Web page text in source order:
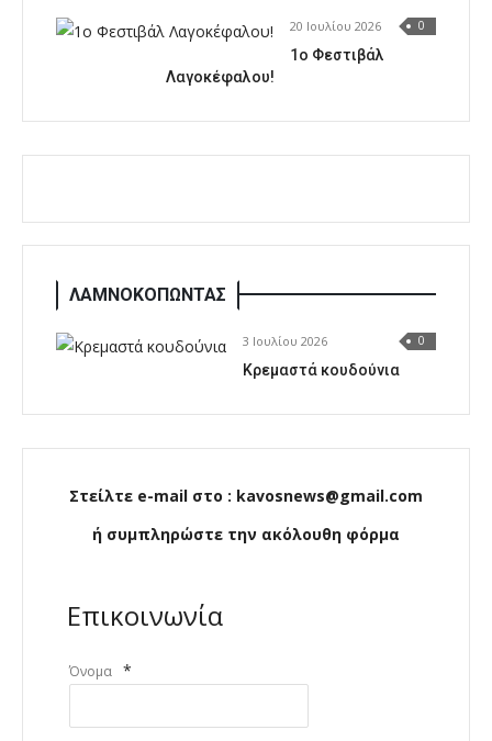
20 Ιουλίου 2026 0
1o Φεστιβάλ
Λαγοκέφαλου!
ΛΑΜΝΟΚΟΠΩΝΤΑΣ
3 Ιουλίου 2026 0
Κρεμαστά κουδούνια
Στείλτε e-mail στο : kavosnews@gmail.com
ή συμπληρώστε την ακόλουθη φόρμα
Επικοινωνία
Όνομα *